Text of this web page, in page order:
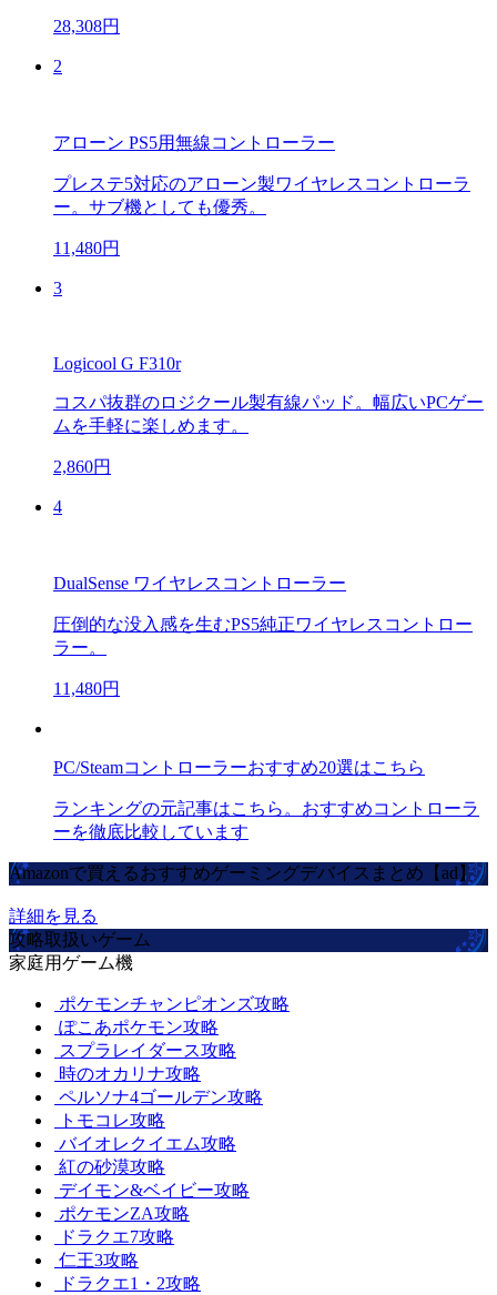
28,308円
2
アローン PS5用無線コントローラー
プレステ5対応のアローン製ワイヤレスコントローラ
ー。サブ機としても優秀。
11,480円
3
Logicool G F310r
コスパ抜群のロジクール製有線パッド。幅広いPCゲー
ムを手軽に楽しめます。
2,860円
4
DualSense ワイヤレスコントローラー
圧倒的な没入感を生むPS5純正ワイヤレスコントロー
ラー。
11,480円
PC/Steamコントローラーおすすめ20選はこちら
ランキングの元記事はこちら。おすすめコントローラ
ーを徹底比較しています
Amazonで買えるおすすめゲーミングデバイスまとめ【ad】
詳細を見る
攻略取扱いゲーム
家庭用ゲーム機
ポケモンチャンピオンズ攻略
ぽこあポケモン攻略
スプラレイダース攻略
時のオカリナ攻略
ペルソナ4ゴールデン攻略
トモコレ攻略
バイオレクイエム攻略
紅の砂漠攻略
デイモン&ベイビー攻略
ポケモンZA攻略
ドラクエ7攻略
仁王3攻略
ドラクエ1・2攻略